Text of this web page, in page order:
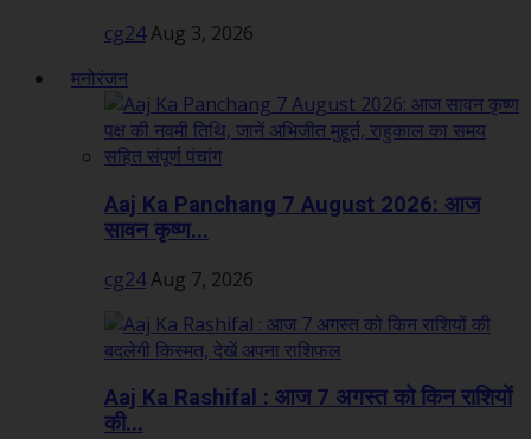
cg24Aug 3, 2026
मनोरंजन
Aaj Ka Panchang 7 August 2026: आज
सावन कृष्ण...
cg24Aug 7, 2026
Aaj Ka Rashifal : आज 7 अगस्त को किन राशियों
की...